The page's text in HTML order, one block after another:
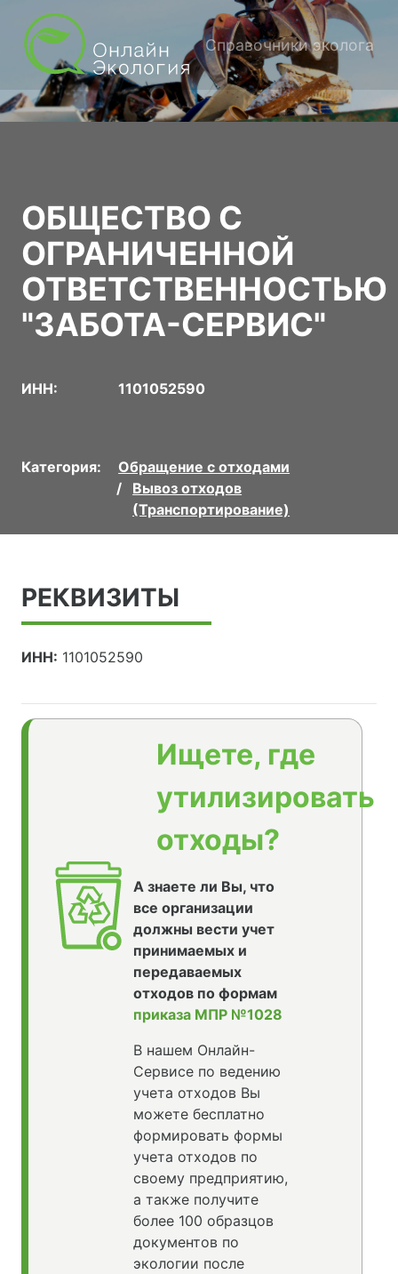
Справочники эколога
ОБЩЕСТВО С
ОГРАНИЧЕННОЙ
ОТВЕТСТВЕННОСТЬЮ
"ЗАБОТА-СЕРВИС"
ИНН: 1101052590
Категория:
Обращение с отходами
Вывоз отходов
(Транспортирование)
РЕКВИЗИТЫ
ИНН: 1101052590
Ищете, где
утилизировать
отходы?
А знаете ли Вы, что
все организации
должны вести учет
принимаемых и
передаваемых
отходов по формам
приказа МПР №1028
В нашем Онлайн-
Сервисе по ведению
учета отходов Вы
можете бесплатно
формировать формы
учета отходов по
своему предприятию,
а также получите
более 100 образцов
документов по
экологии после